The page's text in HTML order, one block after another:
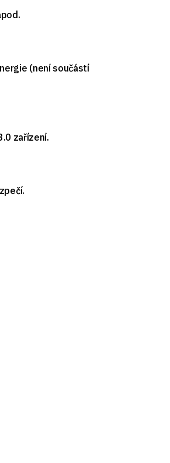
(není součástí
zařízení.